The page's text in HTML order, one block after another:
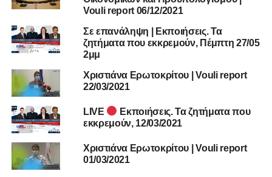
DON'T MISS
Πολιτισμού | 27-01-2021
Vouli report 06/12/2021
Σε επανάληψη | Εκποιήσεις. Τα
ζητήματα που εκκρεμούν, Πέμπτη 27/05
2μμ
Χριστιάνα Ερωτοκρίτου | Vouli report
22/03/2021
LIVE
Εκποιήσεις. Τα ζητήματα που
εκκρεμούν, 12/03/2021
Χριστιάνα Ερωτοκρίτου | Vouli report
01/03/2021